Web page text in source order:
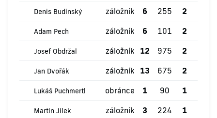
Denis Budínský záložník 6 255 2
Adam Pech záložník 6 101 2
Josef Obdržal záložník 12 975 2
Jan Dvořák záložník 13 675 2
Lukáš Puchmertl obránce 1 90 1
Martin Jílek záložník 3 224 1